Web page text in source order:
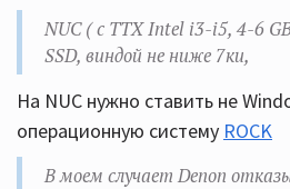
NUC ( с ТТХ Intel i3-i5, 4-6
SSD, виндой не ниже 7ки,
На NUC нужно ставить не
операционную систему ROCK
В моем случает Denon